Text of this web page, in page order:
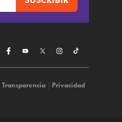
Transparencia| Privacidad